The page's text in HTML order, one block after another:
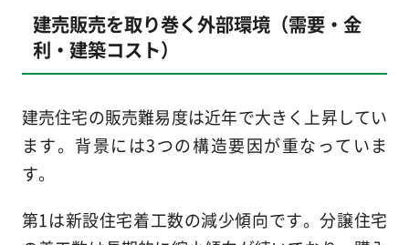
建売販売を取り巻く外部環境（需要・金
利・建築コスト）
建売住宅の販売難易度は近年で大きく上昇してい
ます。背景には3つの構造要因が重なっていま
す。
第1は新設住宅着工数の減少傾向です。分譲住宅